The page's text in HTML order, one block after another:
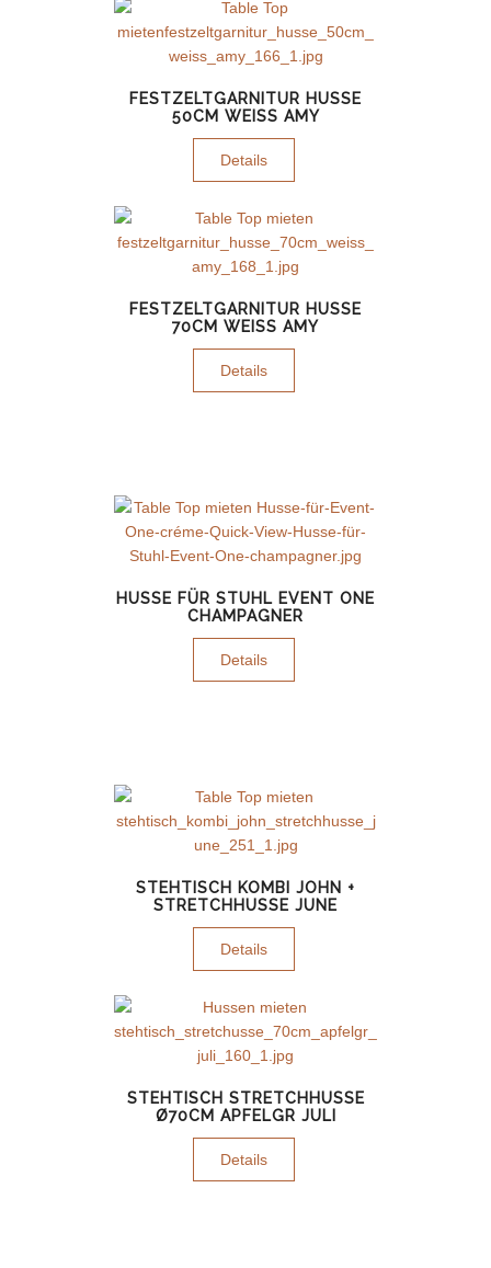
FESTZELTGARNITUR HUSSE
50CM WEISS AMY
Details
FESTZELTGARNITUR HUSSE
70CM WEISS AMY
Details
HUSSE FÜR STUHL EVENT ONE
CHAMPAGNER
Details
STEHTISCH KOMBI JOHN +
STRETCHHUSSE JUNE
Details
STEHTISCH STRETCHHUSSE
Ø70CM APFELGR JULI
Details